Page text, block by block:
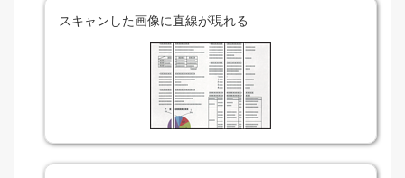
スキャンした画像に直線が現れる